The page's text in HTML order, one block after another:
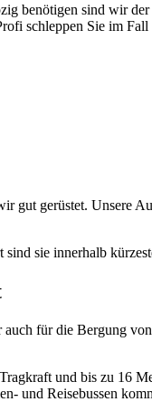
benötigen sind wir
schleppen Sie im
gut gerüstet. Unsere
sind sie innerhalb
für die Bergung
und bis zu 16
und Reisebussen